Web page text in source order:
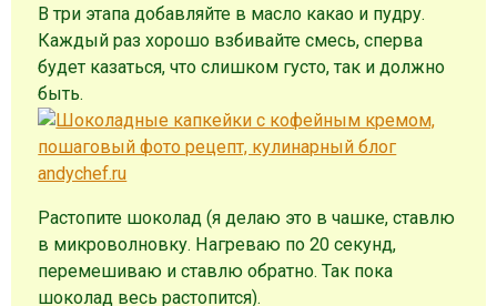
В три этапа добавляйте в масло какао и пудру.
Каждый раз хорошо взбивайте смесь, сперва
будет казаться, что слишком густо, так и должно
быть.
Растопите шоколад (я делаю это в чашке, ставлю
в микроволновку. Нагреваю по 20 секунд,
перемешиваю и ставлю обратно. Так пока
шоколад весь растопится).